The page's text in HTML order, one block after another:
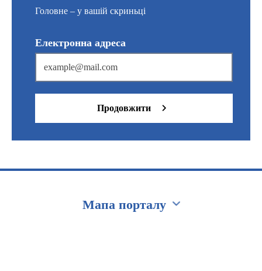
Головне – у вашій скриньці
Електронна адреса
Продовжити
Мапа порталу